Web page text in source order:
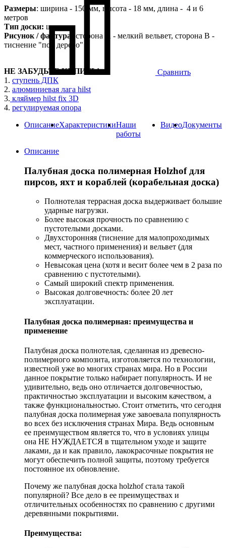
Сравнить
Размеры: ширина - 150 мм, высота - 18 мм, длина - 4 и 6
метров
Тип доски: шовная
Рисунок / фактура:
сторона А - мелкий вельвет, сторона B -
тиснение "под дерево"
НЕ ЗАБУДЬТЕ КУПИТЬ!
1. ступень ДПК
2. алюминиевая лага hilst
3. кляймер hilst fix 3D
4. регулируемая опора
ОписаниеХарактеристикиНаши
работы
ВидеоДокументы
Описание
Палубная доска полимерная Holzhof для
пирсов, яхт и кораблей (корабельная доска)
Полнотелая террасная доска выдерживает большие
ударные нагрузки.
Более высокая прочность по сравнению с
пустотелыми досками.
Двухсторонняя (тиснение для малопроходимых
мест, частного применения) и вельвет (для
коммерческого использования).
Невысокая цена (хотя и весит более чем в 2 раза по
сравнению с пустотелыми).
Самый широкий спектр применения.
Высокая долговечность: более 20 лет
эксплуатации.
Палубная доска полимерная: преимущества и
применение
Палубная доска полнотелая, сделанная из древесно-
полимерного композита, изготовляется по технологии,
известной уже во многих странах мира. Но в России
данное покрытие только набирает популярность. И не
удивительно, ведь оно отличается долговечностью,
практичностью эксплуатации и высоким качеством, а
также функциональностью. Стоит отметить, что сегодня
палубная доска полимерная уже завоевала популярность
во всех без исключения странах Мира. Ведь основным
ее преимуществом является то, что в условиях улицы
она НЕ НУЖДАЕТСЯ в тщательном уходе и защите
лаками, да и как правило, лакокрасочные покрытия не
могут обеспечить полной защиты, поэтому требуется
постоянное их обновление.
Почему же палубная доска holzhof стала такой
популярной? Все дело в ее преимуществах и
отличительных особенностях по сравнению с другими
деревянными покрытиями.
Преимущества: